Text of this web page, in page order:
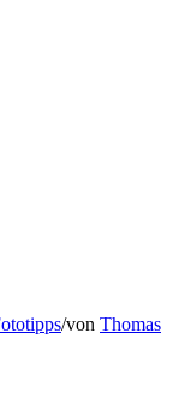
/von Thomas